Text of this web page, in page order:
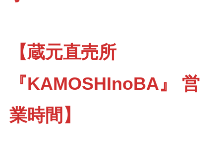
【蔵元直売所
『KAMOSHInoBA』 営
業時間】